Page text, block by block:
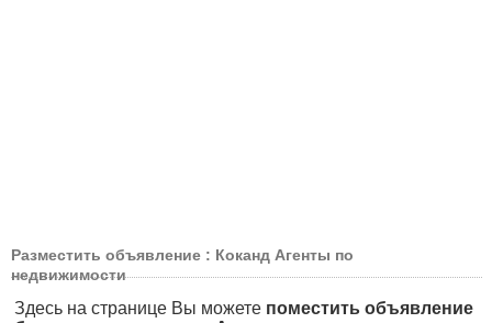
Разместить объявление : Коканд Агенты по
недвижимости
Здесь на странице Вы можете поместить объявление